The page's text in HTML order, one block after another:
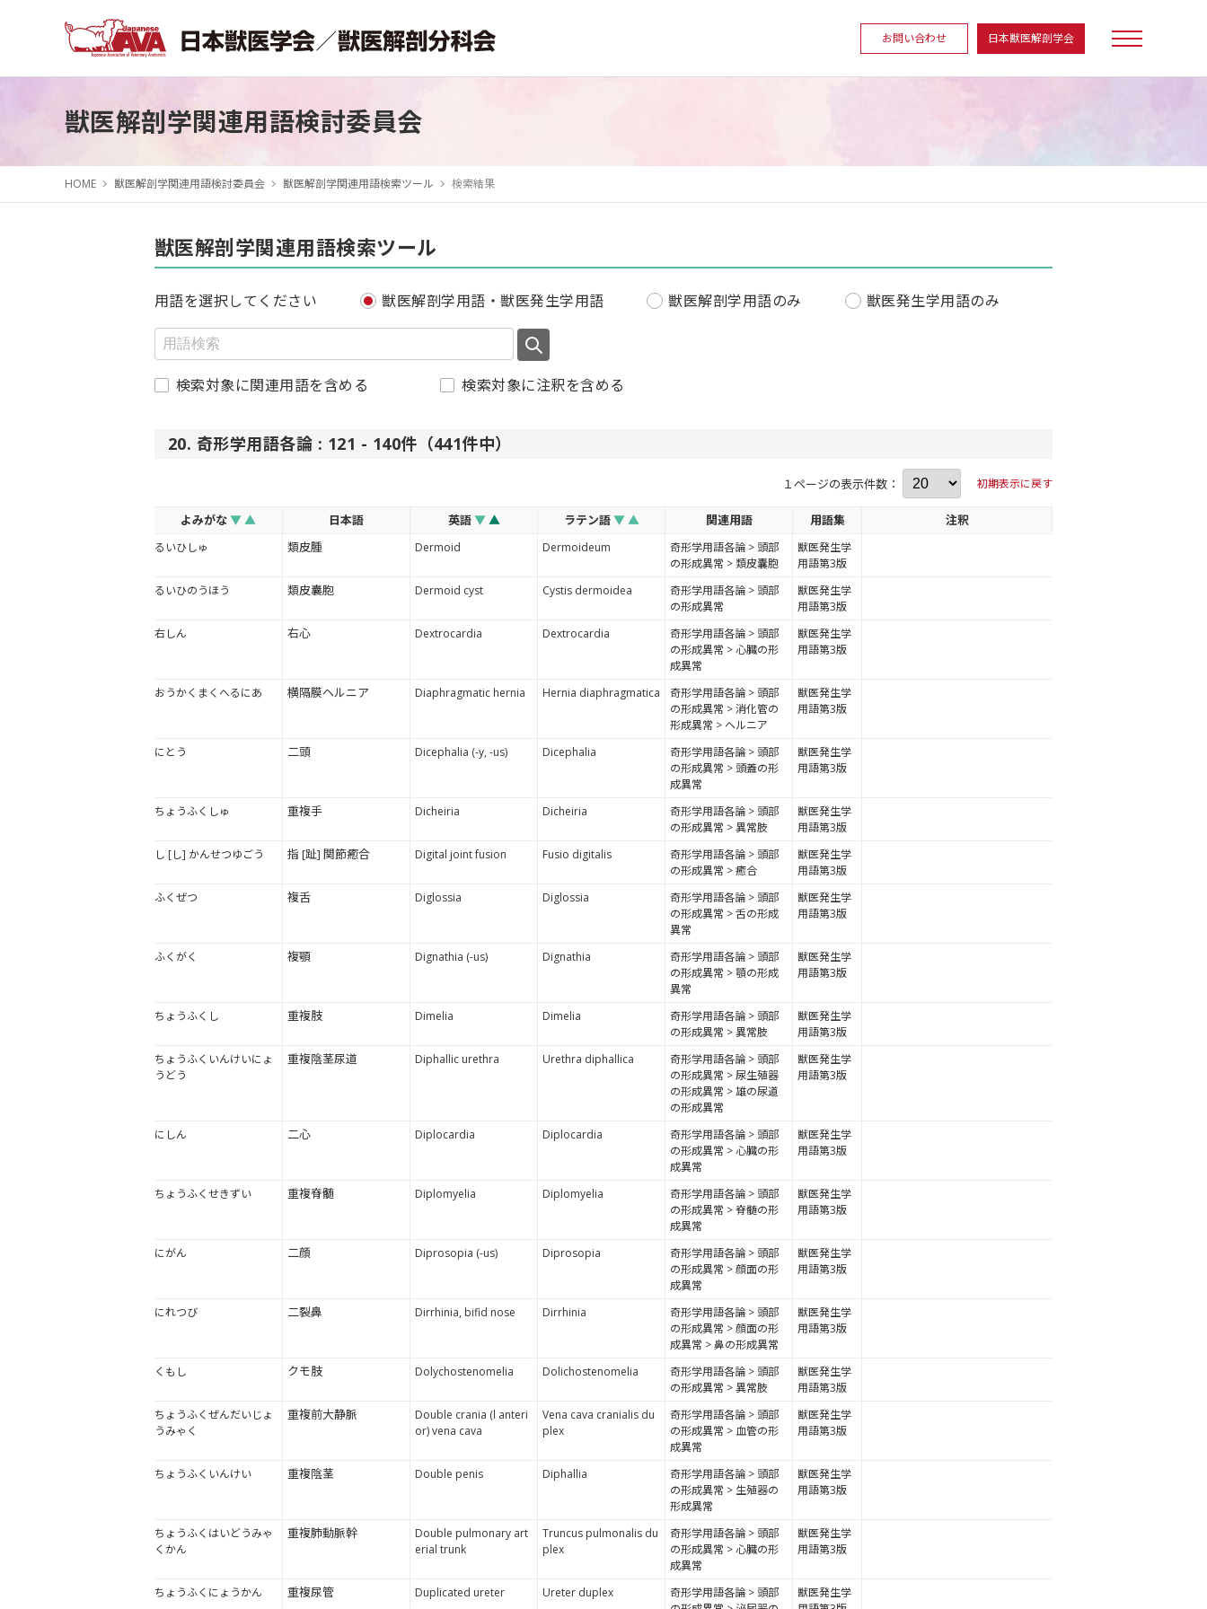
お問い合わせ 日本獣医解剖学会
獣医解剖学関連用語検討委員会
HOME 獣医解剖学関連用語検討委員会 獣医解剖学関連用語検索ツール 検索結果
獣医解剖学関連用語検索ツール
用語を選択してください 獣医解剖学用語・獣医発生学用語 獣医解剖学用語のみ 獣医発生学用語のみ
検索対象に関連用語を含める 検索対象に注釈を含める
20. 奇形学用語各論 : 121 - 140件（441件中）
１ページの表示件数： 初期表示に戻す
よみがな▼▲ 日本語 英語▼▲ ラテン語▼▲ 関連用語 用語集 注釈
るいひしゅ 類皮腫 Dermoid Dermoideum
奇形学用語各論 > 頭部
の形成異常 > 類皮囊胞
獣医発生学
用語第3版
るいひのうほう
類皮囊胞 Dermoid cyst Cystis dermoidea
奇形学用語各論 > 頭部
の形成異常
獣医発生学
用語第3版
右しん
右心 Dextrocardia Dextrocardia
奇形学用語各論 > 頭部
の形成異常 > 心臓の形
成異常
獣医発生学
用語第3版
おうかくまくへるにあ 横隔膜ヘルニア Diaphragmatic hernia Hernia diaphragmatica
奇形学用語各論 > 頭部
の形成異常 > 消化管の
形成異常 > ヘルニア
獣医発生学
用語第3版
にとう 二頭 Dicephalia (-y, -us) Dicephalia
奇形学用語各論 > 頭部
の形成異常 > 頭蓋の形
成異常
獣医発生学
用語第3版
ちょうふくしゅ 重複手 Dicheiria Dicheiria
奇形学用語各論 > 頭部
の形成異常 > 異常肢
獣医発生学
用語第3版
し [し] かんせつゆごう
指 [趾] 関節癒合 Digital joint fusion Fusio digitalis
奇形学用語各論 > 頭部
の形成異常 > 癒合
獣医発生学
用語第3版
ふくぜつ
複舌 Diglossia Diglossia
奇形学用語各論 > 頭部
の形成異常 > 舌の形成
異常
獣医発生学
用語第3版
ふくがく 複顎 Dignathia (-us) Dignathia
奇形学用語各論 > 頭部
の形成異常 > 顎の形成
異常
獣医発生学
用語第3版
ちょうふくし 重複肢 Dimelia Dimelia
奇形学用語各論 > 頭部
の形成異常 > 異常肢
獣医発生学
用語第3版
ちょうふくいんけいにょ
うどう
重複陰茎尿道 Diphallic urethra Urethra diphallica
奇形学用語各論 > 頭部
の形成異常 > 尿生殖器
の形成異常 > 雄の尿道
の形成異常
獣医発生学
用語第3版
にしん 二心 Diplocardia Diplocardia
奇形学用語各論 > 頭部
の形成異常 > 心臓の形
成異常
獣医発生学
用語第3版
ちょうふくせきずい 重複脊髄 Diplomyelia Diplomyelia
奇形学用語各論 > 頭部
の形成異常 > 脊髄の形
成異常
獣医発生学
用語第3版
にがん 二顔 Diprosopia (-us) Diprosopia
奇形学用語各論 > 頭部
の形成異常 > 顔面の形
成異常
獣医発生学
用語第3版
にれつび 二裂鼻 Dirrhinia, bifid nose Dirrhinia
奇形学用語各論 > 頭部
の形成異常 > 顔面の形
成異常 > 鼻の形成異常
獣医発生学
用語第3版
くもし クモ肢 Dolychostenomelia Dolichostenomelia
奇形学用語各論 > 頭部
の形成異常 > 異常肢
獣医発生学
用語第3版
ちょうふくぜんだいじょ
うみゃく
重複前大静脈
Double crania (l anteri
or) vena cava
Vena cava cranialis du
plex
奇形学用語各論 > 頭部
の形成異常 > 血管の形
成異常
獣医発生学
用語第3版
ちょうふくいんけい 重複陰茎 Double penis Diphallia
奇形学用語各論 > 頭部
の形成異常 > 生殖器の
形成異常
獣医発生学
用語第3版
ちょうふくはいどうみゃ
くかん
重複肺動脈幹
Double pulmonary art
erial trunk
Truncus pulmonalis du
plex
奇形学用語各論 > 頭部
の形成異常 > 心臓の形
成異常
獣医発生学
用語第3版
ちょうふくにょうかん 重複尿管 Duplicated ureter Ureter duplex
奇形学用語各論 > 頭部
獣医発生学